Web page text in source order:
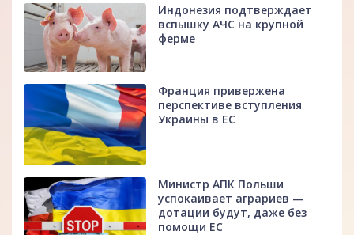
Индонезия подтверждает
вспышку АЧС на крупной
ферме
Франция привержена
перспективе вступления
Украины в ЕС
Министр АПК Польши
успокаивает аграриев —
дотации будут, даже без
помощи ЕС